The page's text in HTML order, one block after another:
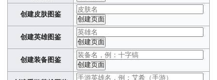
创建皮肤图鉴
创建英雄图鉴
创建装备图鉴